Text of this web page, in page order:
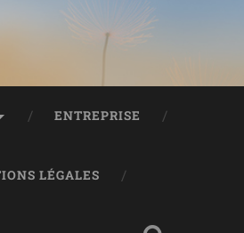
ENTREPRISE
LÉGALES